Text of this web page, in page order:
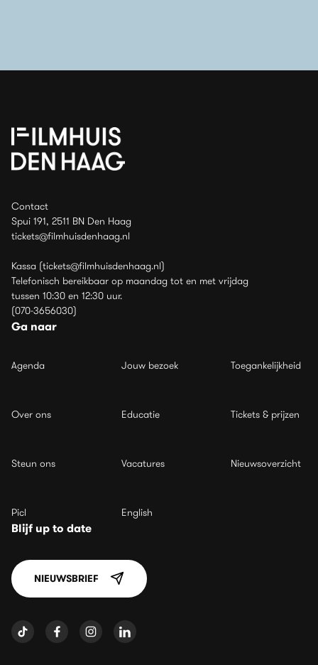
Contact
Spui 191, 2511 BN Den Haag
tickets@filmhuisdenhaag.nl
Kassa (tickets@filmhuisdenhaag.nl)
Telefonisch bereikbaar op maandag tot en met vrijdag
tussen 10:30 en 12:30 uur.
(070-3656030)
Ga naar
Agenda Jouw bezoek Toegankelijkheid
Over ons Educatie Tickets & prijzen
Steun ons Vacatures Nieuwsoverzicht
Picl English
Blijf up to date
NIEUWSBRIEF